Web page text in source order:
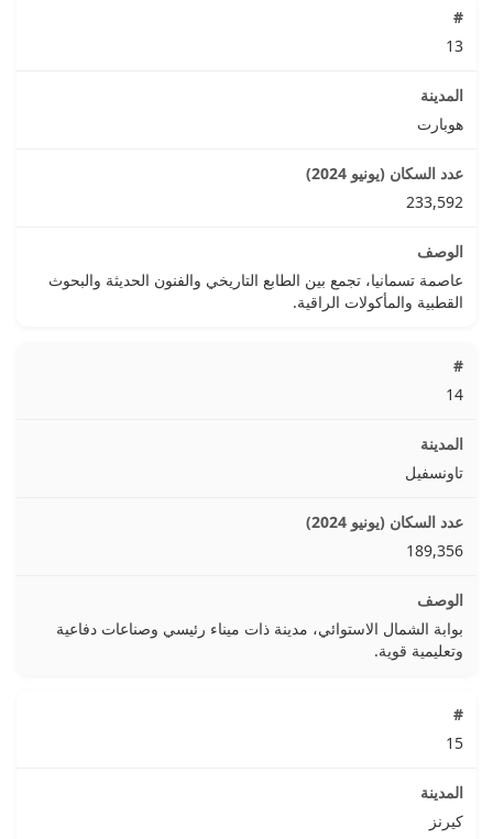
13
هوبارت
233,592
عاصمة تسمانيا، تجمع بين الطابع التاريخي والفنون الحديثة والبحوث
القطبية والمأكولات الراقية.
14
تاونسفيل
189,356
بوابة الشمال الاستوائي، مدينة ذات ميناء رئيسي وصناعات دفاعية
وتعليمية قوية.
15
كيرنز